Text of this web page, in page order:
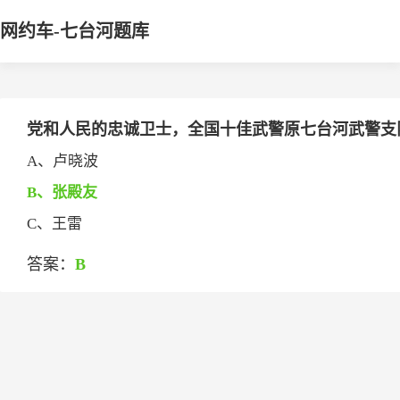
网约车-七台河题库
党和人民的忠诚卫士，全国十佳武警原七台河武警支
A、卢晓波
B、张殿友
C、王雷
答案： B